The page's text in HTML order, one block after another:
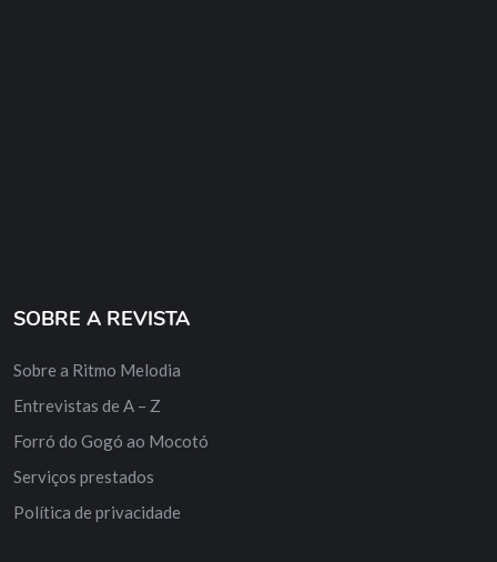
SOBRE A REVISTA
Sobre a Ritmo Melodia
Entrevistas de A – Z
Forró do Gogó ao Mocotó
Serviços prestados
Política de privacidade